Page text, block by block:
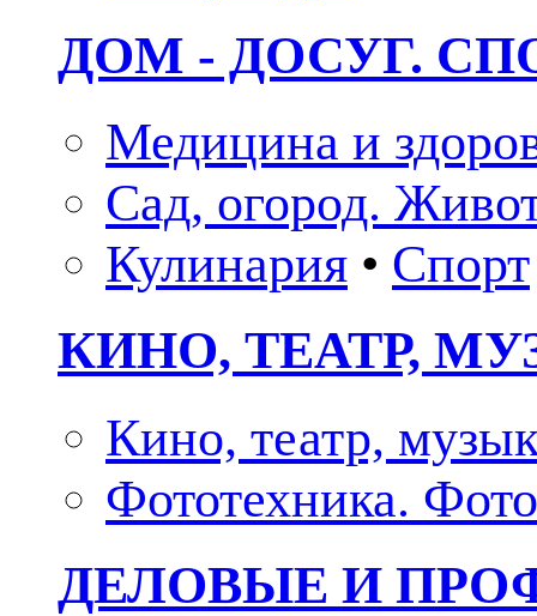
ДОМ - ДОСУГ.
Медицина и
Сад, огород.
Кулинария • Спорт
КИНО, ТЕАТР,
Кино, театр,
Фототехника.
ДЕЛОВЫЕ И